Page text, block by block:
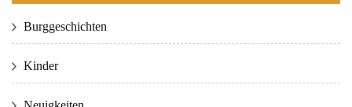
Burggeschichten
Kinder